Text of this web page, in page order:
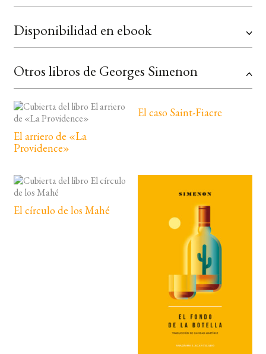
Disponibilidad en ebook
Otros libros de Georges Simenon
El arriero de «La
Providence»
El caso Saint-Fiacre
El círculo de los Mahé